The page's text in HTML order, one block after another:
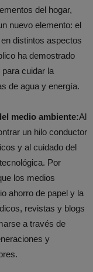
del hogar,
nuevo elemento: el
distintos aspectos
ha demostrado
cuidar la
de agua y energía.
medio ambiente:Al
un hilo conductor
y al cuidado del
Por
los medios
ahorro de papel y la
revistas y blogs
a través de
y